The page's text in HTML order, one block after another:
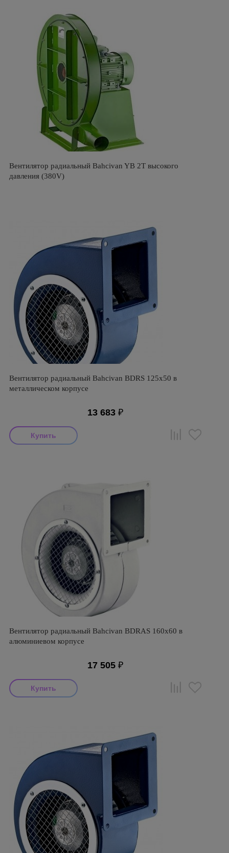
Вентилятор радиальный Bahcivan YB 2Т высокого
давления (380V)
Вентилятор радиальный Bahcivan BDRS 125х50 в
металлическом корпусе
13 683 ₽
Вентилятор радиальный Bahcivan BDRAS 160х60 в
алюминиевом корпусе
17 505 ₽